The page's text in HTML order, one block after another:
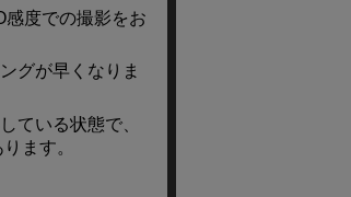
感度での撮影をお
グが早くなりま
ている状態で、
ます。